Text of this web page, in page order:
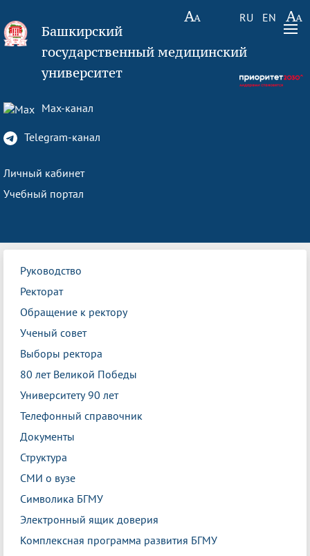
RU EN
Башкирский
государственный медицинский
университет
Max-канал
Telegram-канал
Личный кабинет
Учебный портал
Руководство
Ректорат
Обращение к ректору
Ученый совет
Выборы ректора
80 лет Великой Победы
Университету 90 лет
Телефонный справочник
Документы
Структура
СМИ о вузе
Символика БГМУ
Электронный ящик доверия
Комплексная программа развития БГМУ